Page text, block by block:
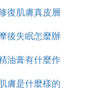
茶蕊系列、達
復肌膚真皮層
後失眠怎麼辦
油膏有什麼作
用
膚是什麼樣的